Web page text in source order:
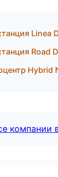
Linea
Road
Hybrid
компании